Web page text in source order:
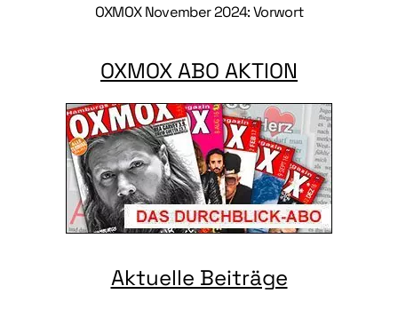
OXMOX November 2024: Vorwort
OXMOX ABO AKTION
Aktuelle Beiträge